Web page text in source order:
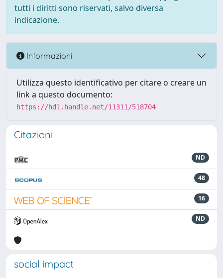
tutti i diritti sono riservati, salvo diversa
indicazione.
Informazioni
Utilizza questo identificativo per citare o creare un
link a questo documento:
https://hdl.handle.net/11311/518704
Citazioni
ND
48
16
ND
social impact